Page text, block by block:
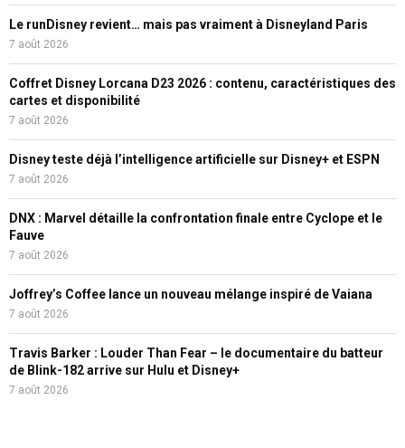
Le runDisney revient… mais pas vraiment à Disneyland Paris
7 août 2026
Coffret Disney Lorcana D23 2026 : contenu, caractéristiques des
cartes et disponibilité
7 août 2026
Disney teste déjà l’intelligence artificielle sur Disney+ et ESPN
7 août 2026
DNX : Marvel détaille la confrontation finale entre Cyclope et le
Fauve
7 août 2026
Joffrey’s Coffee lance un nouveau mélange inspiré de Vaiana
7 août 2026
Travis Barker : Louder Than Fear – le documentaire du batteur
de Blink-182 arrive sur Hulu et Disney+
7 août 2026